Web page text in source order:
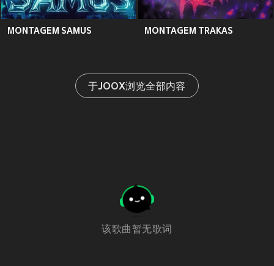
MONTAGEM SAMUS MONTAGEM TRAKAS
于JOOX浏览全部内容
该歌曲暂无歌词